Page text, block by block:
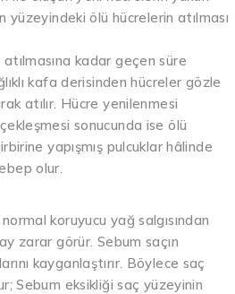
ölü hücrelerin atılması
kadar geçen süre
kafa derisinden hücreler gözle
atılır. Hücre yenilenmesi
sonucunda ise ölü
yapışmış pulcuklar hâlinde
olur.
koruyucu yağ salgısından
zarar görür. Sebum saçın
kayganlaştırır. Böylece saç
Sebum eksikliği saç yüzeyinin